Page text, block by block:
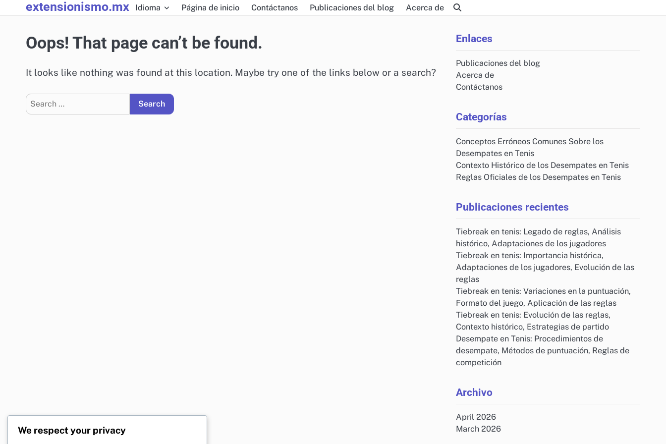
to
extensionismo.mx Idioma Página de inicio Contáctanos Publicaciones del blog Acerca de
Oops! That page can’t be found.
It looks like nothing was found at this location. Maybe try one of the links below or a search?
Search
for:
Enlaces
Publicaciones del blog
Acerca de
Contáctanos
Categorías
Conceptos Erróneos Comunes Sobre los
Desempates en Tenis
Contexto Histórico de los Desempates en Tenis
Reglas Oficiales de los Desempates en Tenis
Publicaciones recientes
Tiebreak en tenis: Legado de reglas, Análisis
histórico, Adaptaciones de los jugadores
Tiebreak en tenis: Importancia histórica,
Adaptaciones de los jugadores, Evolución de las
reglas
Tiebreak en tenis: Variaciones en la puntuación,
Formato del juego, Aplicación de las reglas
Tiebreak en tenis: Evolución de las reglas,
Contexto histórico, Estrategias de partido
Desempate en Tenis: Procedimientos de
desempate, Métodos de puntuación, Reglas de
competición
Archivo
April 2026
March 2026
We respect your privacy